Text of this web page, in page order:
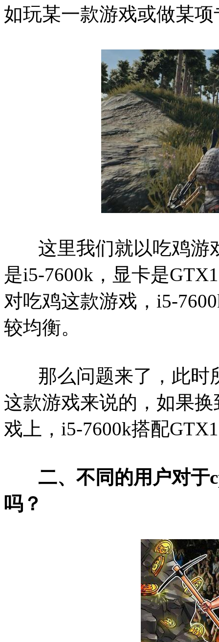
如玩某一款游戏或做某
这里我们就以吃鸡游
是i5-7600k，显卡是
对吃鸡这款游戏，i5-
较均衡。
那么问题来了，此时
这款游戏来说的，如果
戏上，i5-7600k搭配
二、不同的用户对于
吗？